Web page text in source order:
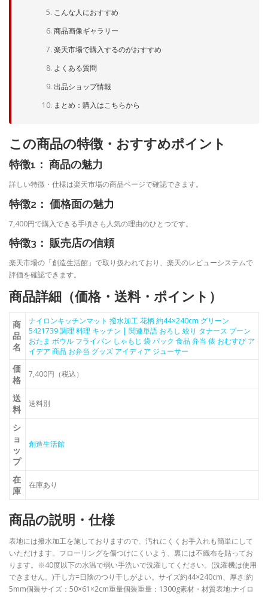
こんな人におすすめ
商品画像ギャラリー
楽天市場で購入するのがおすすめ
よくある質問
出品ショップ情報
まとめ：購入はこちらから
この商品の特徴・おすすめポイント
特徴1： 商品の魅力
詳しい特徴・仕様は楽天市場の商品ページで確認できます。
特徴2： 価格面の魅力
7,400円で購入できる手頃さも人気の理由のひとつです。
特徴3： 販売店の信頼
楽天市場の「創造生活館」で取り扱われており、楽天のレビューシステムで
評価を確認できます。
商品詳細（価格・送料・ポイント）
商
品
名
ナイロンキッチンマット 撥水加工 花柄 約44×240cm グリーン
5421739 調理 料理 キッチン | 関連単語 おろし 絞り タナース プーン
おたま ボウル フライパン しゃもじ 袋 パック 食品 弁当 俵 おむすび ア
イデア 商品 お弁当 グッズ アイディア ジューサー
価
格
7,400円（税込）
送
料
送料別
シ
ョ
ッ
プ
創造生活館
在
庫
在庫あり
商品の説明・仕様
表地には撥水加工を施しておりますので、汚れにくくお手入れも簡単にして
いただけます。フローリングを傷つけにくいよう、裏には不織布を貼ってお
ります。※40度以下の水温で弱い手洗いで洗濯してください。(洗濯機は使用
できません。)干し方=日陰のつり干しがよい。サイズ約44×240cm、厚さ:約
5mm個装サイズ：50×61×2cm重量個装重量：1300g素材・材質表地:ナイロ